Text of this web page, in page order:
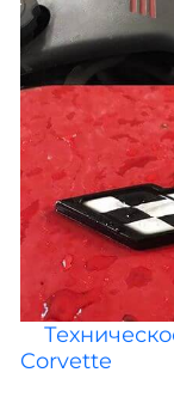
Corvette